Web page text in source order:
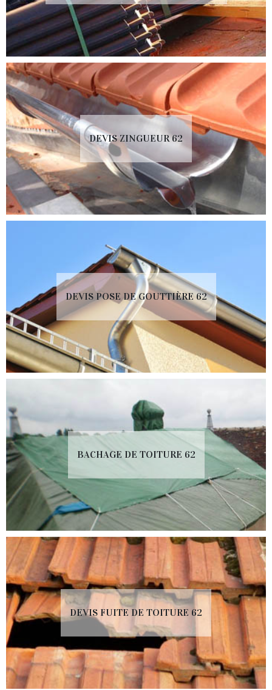
DEVIS ZINGUEUR 62
DEVIS POSE DE GOUTTIÈRE 62
BACHAGE DE TOITURE 62
DEVIS FUITE DE TOITURE 62